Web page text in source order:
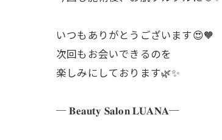
いつもありがとうございます😍🧡
次回もお会いできるのを
楽しみにしております🌿✨
─ 𝐁𝐞𝐚𝐮𝐭𝐲 𝐒𝐚𝐥𝐨𝐧 𝐋𝐔𝐀𝐍𝐀─